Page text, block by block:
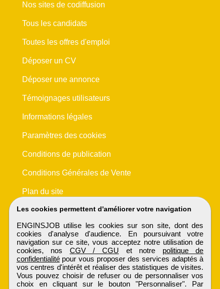
Les cookies permettent d'améliorer votre navigation
ENGINSJOB utilise les cookies sur son site, dont des
cookies d'analyse d'audience. En poursuivant votre
navigation sur ce site, vous acceptez notre utilisation de
cookies, nos CGV / CGU et notre politique de
confidentialitépour vous proposer des services adaptés à
vos centres d'intérêt et réaliser des statistiques de visites.
Vous pouvez choisir de refuser ou de personnaliser vos
choix en cliquant sur le bouton "Personnaliser". Par
Nos sites de codiffusion
Tous les candidats
Toutes les offres d'emploi
Déposer un CV
Déposer une annonce
Témoignages utilisateurs
Informations légales
Paramètres des cookies
Conditions de publication
Conditions Générales de Vente
Plan du site